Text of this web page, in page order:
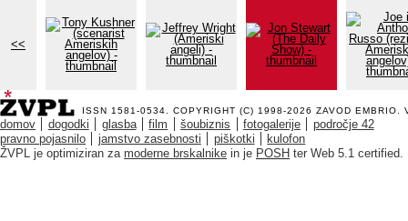
<<
ISSN 1581-0534. COPYRIGHT (C) 1998-2026 ZAVOD EMBRIO .
domov dogodki glasba film šoubiznis fotogalerije
področje 42
pravno pojasnilo
jamstvo zasebnosti piškotki
kulofon
ŽVPL je optimiziran za moderne brskalnike in je POSH ter Web 5.1 certified.